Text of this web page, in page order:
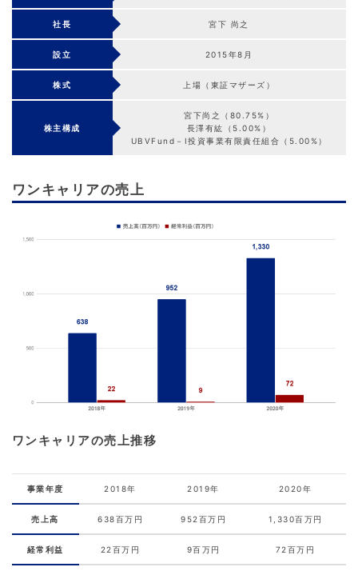
社長 宮下 尚之
設立 2015年8月
株式 上場（東証マザーズ）
株主構成
宮下尚之（80.75%）
長澤有紘（5.00%）
UBVFund－Ⅰ投資事業有限責任組合（5.00%）
ワンキャリアの売上
ワンキャリアの売上推移
事業年度 2018年 2019年 2020年
売上高 638百万円 952百万円 1,330百万円
経常利益 22百万円 9百万円 72百万円